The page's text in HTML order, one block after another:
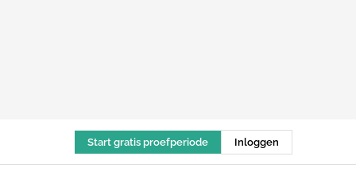
Start gratis proefperiode Inloggen